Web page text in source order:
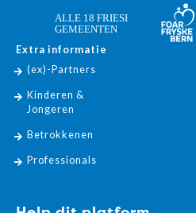
Extra informatie
(ex)-Partners
Kinderen &
Jongeren
Betrokkenen
Professionals